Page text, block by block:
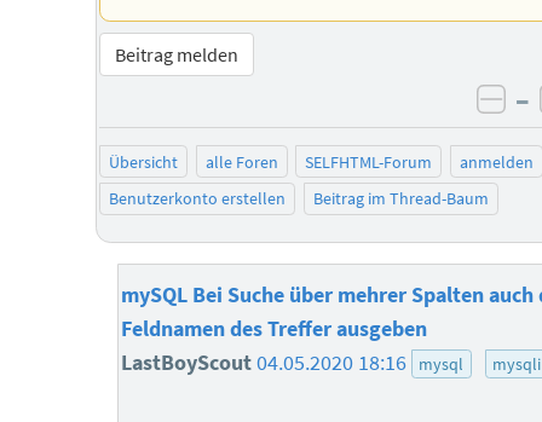
Beitrag melden
–
Übersicht alle Foren SELFHTML-Forum
anmelden
Benutzerkonto erstellen
Beitrag im Thread-Baum
mySQL Bei Suche über mehrer Spalten auch
Feldnamen des Treffer ausgeben
LastBoyScout04.05.2020 18:16 mysql mysqli